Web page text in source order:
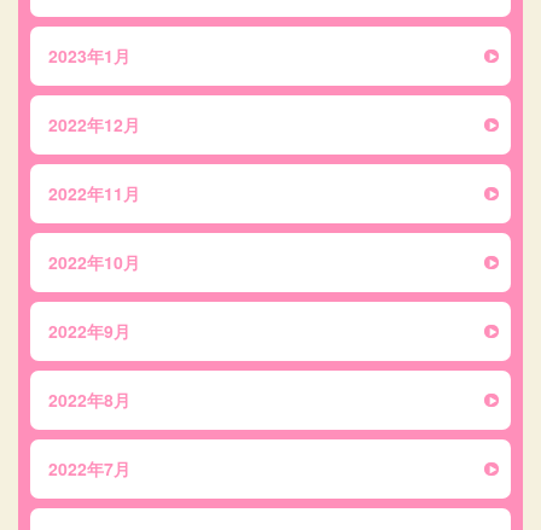
2023年1月
2022年12月
2022年11月
2022年10月
2022年9月
2022年8月
2022年7月